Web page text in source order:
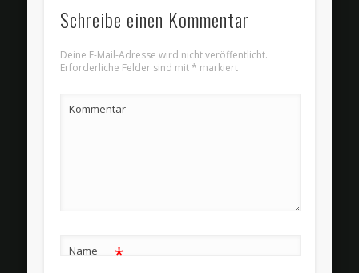
Schreibe einen Kommentar
Deine E-Mail-Adresse wird nicht veröffentlicht.
Erforderliche Felder sind mit* markiert
Kommentar
Name *